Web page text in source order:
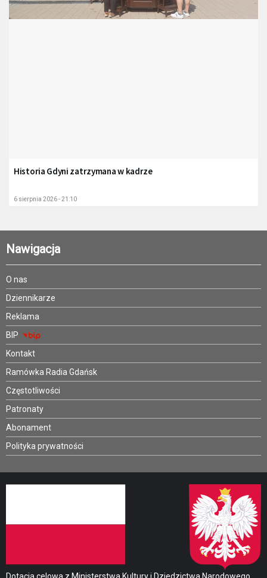
Historia Gdyni zatrzymana w kadrze
6 sierpnia 2026 - 21:10
Nawigacja
O nas
Dziennikarze
Reklama
BIP
Kontakt
Ramówka Radia Gdańsk
Częstotliwości
Patronaty
Abonament
Polityka prywatności
Dotacja celowa z Ministerstwa Kultury i Dziedzictwa Narodowego